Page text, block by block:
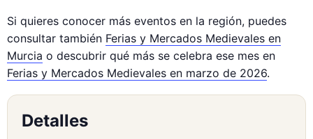
Si quieres conocer más eventos en la región, puedes
consultar también Ferias y Mercados Medievales en
Murcia o descubrir qué más se celebra ese mes en
Ferias y Mercados Medievales en marzo de 2026.
Detalles